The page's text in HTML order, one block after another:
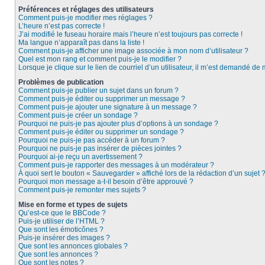
Préférences et réglages des utilisateurs
Comment puis-je modifier mes réglages ?
L’heure n’est pas correcte !
J’ai modifié le fuseau horaire mais l’heure n’est toujours pas correcte !
Ma langue n’apparaît pas dans la liste !
Comment puis-je afficher une image associée à mon nom d’utilisateur ?
Quel est mon rang et comment puis-je le modifier ?
Lorsque je clique sur le lien de courriel d’un utilisateur, il m’est demandé de
Problèmes de publication
Comment puis-je publier un sujet dans un forum ?
Comment puis-je éditer ou supprimer un message ?
Comment puis-je ajouter une signature à un message ?
Comment puis-je créer un sondage ?
Pourquoi ne puis-je pas ajouter plus d’options à un sondage ?
Comment puis-je éditer ou supprimer un sondage ?
Pourquoi ne puis-je pas accéder à un forum ?
Pourquoi ne puis-je pas insérer de pièces jointes ?
Pourquoi ai-je reçu un avertissement ?
Comment puis-je rapporter des messages à un modérateur ?
À quoi sert le bouton « Sauvegarder » affiché lors de la rédaction d’un sujet ?
Pourquoi mon message a-t-il besoin d’être approuvé ?
Comment puis-je remonter mes sujets ?
Mise en forme et types de sujets
Qu’est-ce que le BBCode ?
Puis-je utiliser de l’HTML ?
Que sont les émoticônes ?
Puis-je insérer des images ?
Que sont les annonces globales ?
Que sont les annonces ?
Que sont les notes ?